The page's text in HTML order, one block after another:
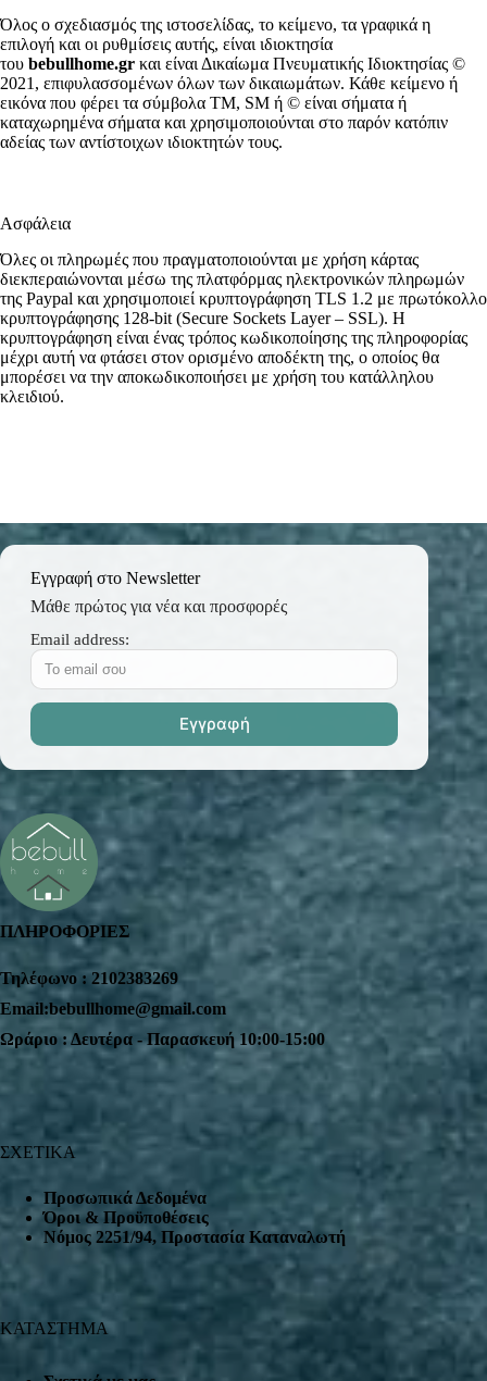
Όλος ο σχεδιασμός της ιστοσελίδας, το κείμενο, τα γραφικά η
επιλογή και οι ρυθμίσεις αυτής, είναι ιδιοκτησία
του bebullhome.gr και είναι Δικαίωμα Πνευματικής Ιδιοκτησίας ©
2021, επιφυλασσομένων όλων των δικαιωμάτων. Κάθε κείμενο ή
εικόνα που φέρει τα σύμβολα TM, SM ή © είναι σήματα ή
καταχωρημένα σήματα και χρησιμοποιούνται στο παρόν κατόπιν
αδείας των αντίστοιχων ιδιοκτητών τους.
Ασφάλεια
Όλες οι πληρωμές που πραγματοποιούνται με χρήση κάρτας
διεκπεραιώνονται μέσω της πλατφόρμας ηλεκτρονικών πληρωμών
της Paypal και χρησιμοποιεί κρυπτογράφηση TLS 1.2 με πρωτόκολλο
κρυπτογράφησης 128-bit (Secure Sockets Layer – SSL). Η
κρυπτογράφηση είναι ένας τρόπος κωδικοποίησης της πληροφορίας
μέχρι αυτή να φτάσει στον ορισμένο αποδέκτη της, ο οποίος θα
μπορέσει να την αποκωδικοποιήσει με χρήση του κατάλληλου
κλειδιού.
Εγγραφή στο Newsletter
Μάθε πρώτος για νέα και προσφορές
Email address:
ΠΛΗΡΟΦΟΡΙΕΣ
Τηλέφωνο : 2102383269
Email:bebullhome@gmail.com
Ωράριο : Δευτέρα - Παρασκευή 10:00-15:00
ΣΧΕΤΙΚΑ
Προσωπικά Δεδομένα
Όροι & Προϋποθέσεις
Nόμος 2251/94, Προστασία Καταναλωτή
ΚΑΤΑΣΤΗΜΑ